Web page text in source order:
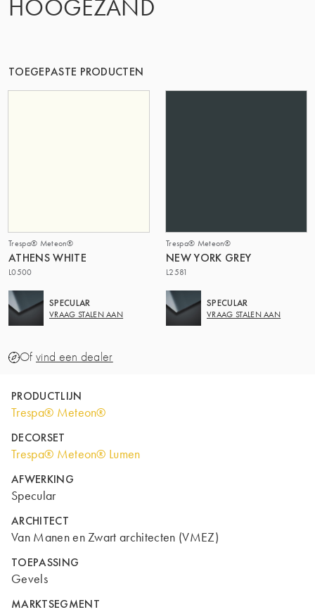
HOOGEZAND
TOEGEPASTE PRODUCTEN
Trespa® Meteon®
ATHENS WHITE
L0500
SPECULAR
VRAAG STALEN AAN
Trespa® Meteon®
NEW YORK GREY
L2581
SPECULAR
VRAAG STALEN AAN
Of vind een dealer
PRODUCTLIJN
Trespa® Meteon®
DECORSET
Trespa® Meteon® Lumen
AFWERKING
Specular
ARCHITECT
Van Manen en Zwart architecten (VMEZ)
TOEPASSING
Gevels
MARKTSEGMENT